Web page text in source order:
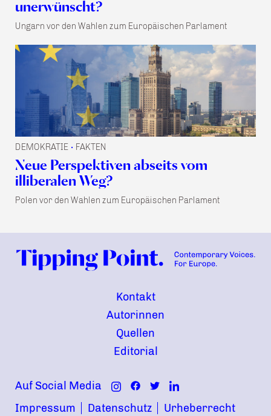
unerwünscht?
Ungarn vor den Wahlen zum Europäischen Parlament
DEMOKRATIE • FAKTEN
Neue Perspektiven abseits vom
illiberalen Weg?
Polen vor den Wahlen zum Europäischen Parlament
Kontakt
Autorinnen
Quellen
Editorial
Auf Social Media
Impressum
Datenschutz Urheberrecht